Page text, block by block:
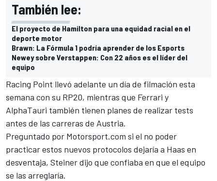
También lee:
El proyecto de Hamilton para una equidad racial en el
deporte motor
Brawn: La Fórmula 1 podría aprender de los Esports
Newey sobre Verstappen: Con 22 años es el líder del
equipo
Racing Point llevó adelante un día de filmación esta
semana con su RP20, mientras que Ferrari y
AlphaTauri también tienen planes de realizar tests
antes de las carreras de Austria.
Preguntado por Motorsport.com si el no poder
practicar estos nuevos protocolos dejaría a Haas en
desventaja, Steiner dijo que confiaba en que el equipo
se las arreglaría.